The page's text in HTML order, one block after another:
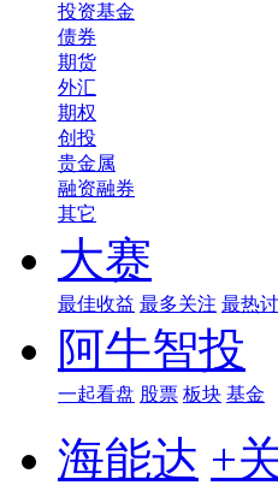
投资基金
债券
期货
外汇
期权
创投
贵金属
融资融券
其它
大赛
最佳收益 最多关注 最热
阿牛智投
一起看盘 股票 板块 基金
海能达 +